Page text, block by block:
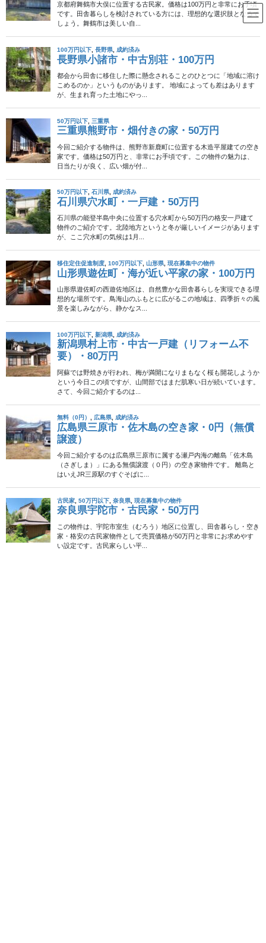
コ
ン
ツ
へ
ス
キ
プ
ナ
ビ
シ
ョ
ン
に
動
日田市
HOME 日田市
成約済み
2016年11月6日
賃貸
家賃一万円以下の田舎暮らし向
け賃貸空き家物件ピックアップ
田舎暮らしを始めるにあたって、知らない土地への移住には不安
がつきまとうものです。 また、下見の時にはわからなかったこと
に住んでから気づくことも多く、家を購入した後に「こんなはず
じゃなかった……」と後悔するのは避けたいもの […]
成約済み
2016年9月6日
古民家を借りて住む｜家賃一万
円の田舎暮らし古民家物件
田舎暮らしを始めるにあたって、知らない土地への移住には不安
がつきまとうものです。ましてや家を購入するのは大きな賭けに
なってしまいます。 そこで、まずは賃貸物件に住み、その土地に
馴染んでから購入する家を探すという、段階的田 […]
成約済み
2015年6月10日
200万円以下
大分県日田市・古民家・200万
円（賃貸なら2万円／月）
大分県日田市の空き家バンク物件です。 この茅葺きトタン屋根っ
て田舎でよく見かけますけど、なんだか独特の迫力ありますよ
ね。こんなに屋根が高いのに平屋建てです。かっこいい。 茅葺き
にトタンをかぶせたこのような屋根のことを、一 […]